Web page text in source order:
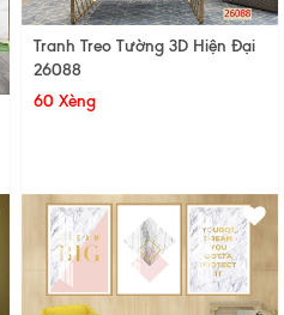
Tranh Treo Tường 3D Hiện Đại
26088
60 Xèng